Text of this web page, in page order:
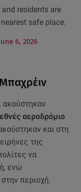
residents are
safe place.
6, 2026
ακούστηκαν
αεροδρόμιο
και στη
της
να
ενώ
περιοχή.